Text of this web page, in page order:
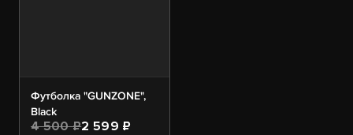
Футболка "GUNZONE",
Black
4 500 ₽2 599 ₽